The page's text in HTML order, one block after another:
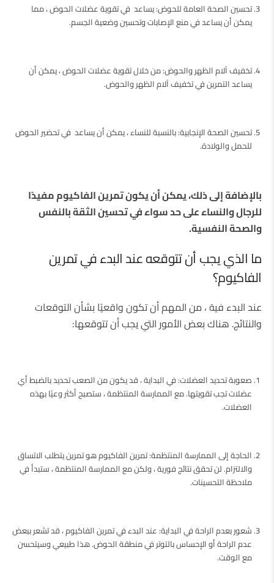
تحسين الصحة العامة للحوض: يساعد في تقوية عضلات الحوض ، مما
يمكن أن يساعد في منع الإصابات وتحسين وضعية الجسم.
تخفيف آلام الظهر والحوض: من خلال تقوية عضلات الحوض ، يمكن أن
يساعد التمرين في تخفيف آلام الظهر والحوض.
تحسين الصحة الإنجابية: بالنسبة للنساء ، يمكن أن يساعد في تحضير الحوض
للحمل والولادة.
بالإضافة إلى ذلك، يمكن أن يكون تمرين الفاكيوم مفيدًا
للرجال والنساء على حد سواء في تحسين الثقة بالنفس
والصحة النفسية.
ما الذي يجب أن تتوقعه عند البدء في تمرين
الفاكيوم؟
عند البدء فية ، من المهم أن تكون واقعيًا بشأن التوقعات
والنتائج. هناك بعض الأمور التي يجب أن تتوقعها:
صعوبة تحديد العضلات: في البداية ، قد يكون من الصعب تحديد بالضبط أي
عضلات تجب تقويتها. مع الممارسة المنتظمة ، ستصبح أكثر وعيًا بهذه
العضلات.
الحاجة إلى الممارسة المنتظمة: تمرين الفاكيوم هو تمرين يتطلب الاتساق
والالتزام. لن تحقق نتائج فورية ، ولكن مع الممارسة المنتظمة ، ستبدأ في
ملاحظة التحسينات.
شعور بعدم الراحة في البداية: عند البدء في تمرين الفاكيوم ، قد تشعر ببعض
عدم الراحة أو الإحساس بالتوتر في منطقة الحوض. هذا طبيعي وسيتحسن
مع الوقت.